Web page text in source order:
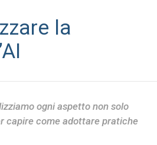
la
ogni aspetto non solo
capire come adottare pratiche